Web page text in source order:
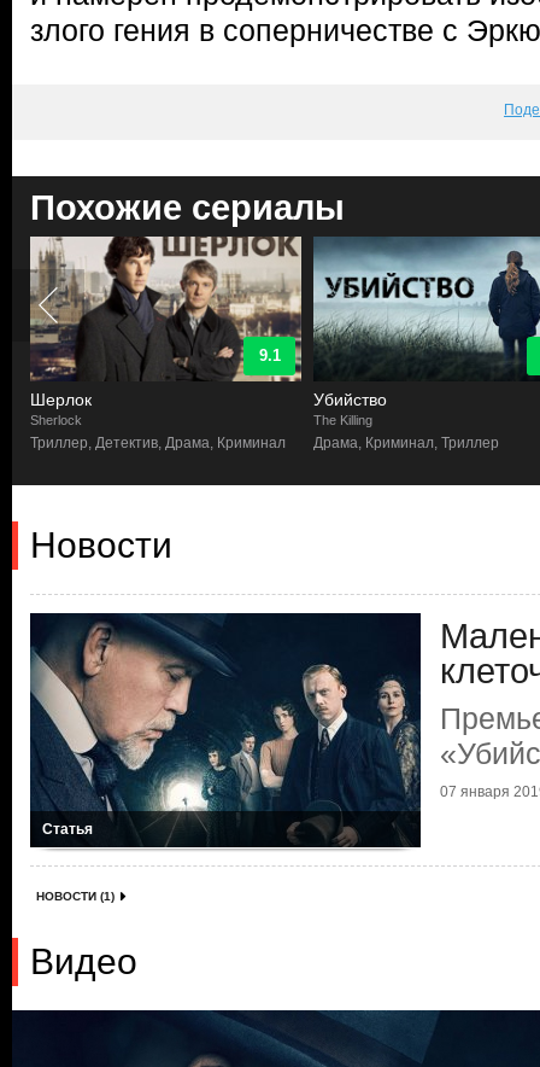
злого гения в соперничестве с
Похожие сериалы
9.1
Шерлок
Sherlock
Триллер, Детектив, Драма, Криминал
Убийство
The Killing
Драма, Криминал, Триллер
Новости
Статья
07 января
НОВОСТИ (1)
Видео